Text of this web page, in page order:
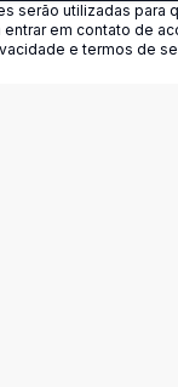
serão utilizadas para
em contato de
e termos de